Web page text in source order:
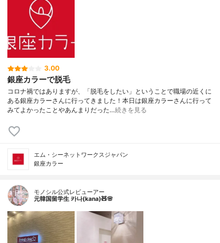
3.00
銀座カラーで脱毛
コロナ禍ではありますが、「脱毛をしたい」ということで職場の近くに
ある銀座カラーさんに行ってきました！本日は銀座カラーさんに行って
みてよかったことやあんまりだった…続きを見る
エム・シーネットワークスジャパン
銀座カラー
モノシル公式レビューアー
元韓国留学生 카나(kana)🧸🌸